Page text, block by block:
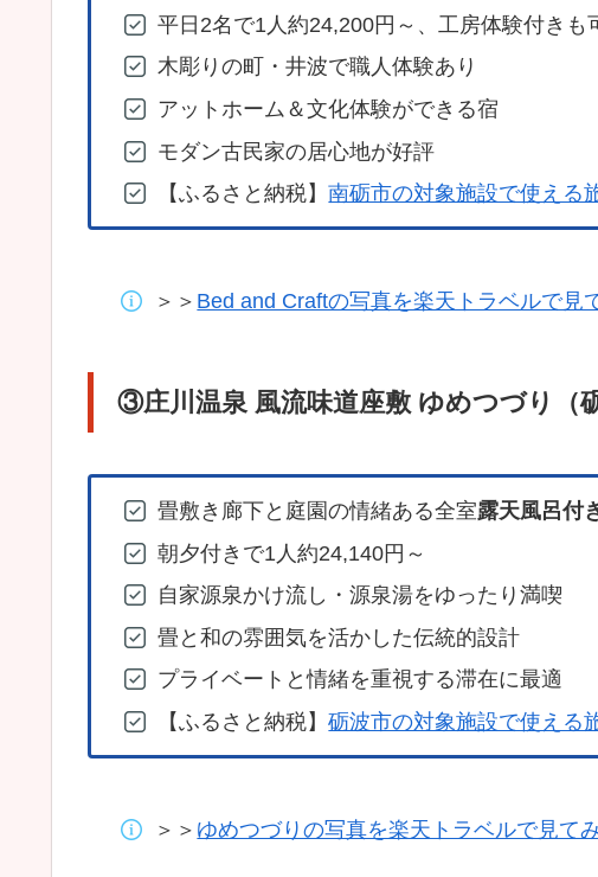
平日2名で1人約24,200円～、工房体験付きも
木彫りの町・井波で職人体験あり
アットホーム＆文化体験ができる宿
モダン古民家の居心地が好評
【ふるさと納税】南砺市の対象施設で使える
＞＞ Bed and Craftの写真を楽天トラベルで見
③庄川温泉 風流味道座敷 ゆめつづり（
畳敷き廊下と庭園の情緒ある全室露天風呂付
朝夕付きで1人約24,140円～
自家源泉かけ流し・源泉湯をゆったり満喫
畳と和の雰囲気を活かした伝統的設計
プライベートと情緒を重視する滞在に最適
【ふるさと納税】砺波市の対象施設で使える
＞＞ ゆめつづりの写真を楽天トラベルで見て